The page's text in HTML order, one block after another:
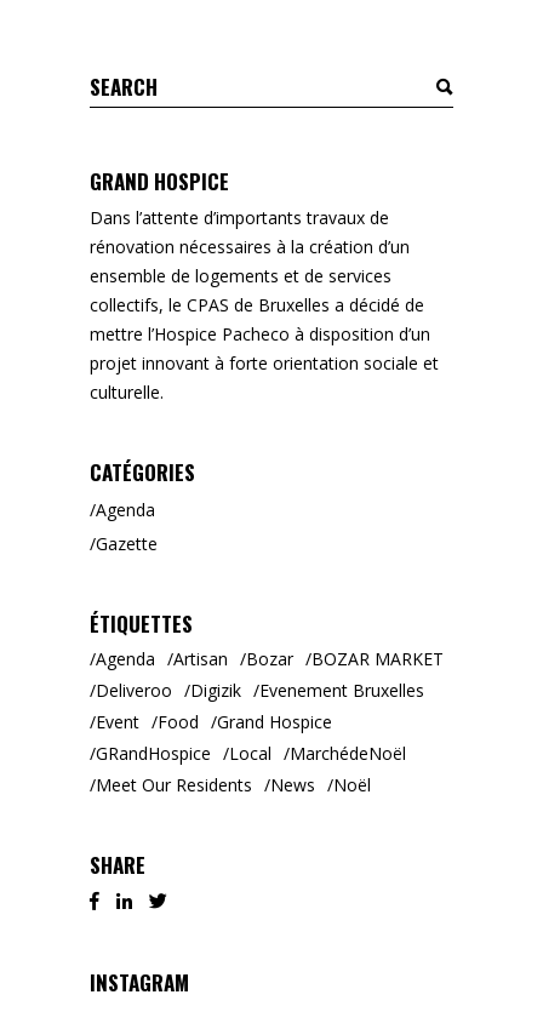
Search
for:
GRAND HOSPICE
Dans l’attente d’importants travaux de
rénovation nécessaires à la création d’un
ensemble de logements et de services
collectifs, le CPAS de Bruxelles a décidé de
mettre l’Hospice Pacheco à disposition d’un
projet innovant à forte orientation sociale et
culturelle.
CATÉGORIES
Agenda
Gazette
ÉTIQUETTES
Agenda Artisan Bozar
BOZAR MARKET
Deliveroo
Digizik
Evenement Bruxelles
Event
Food
Grand Hospice
GRandHospice
Local
MarchédeNoël
Meet Our Residents
News Noël
SHARE
INSTAGRAM